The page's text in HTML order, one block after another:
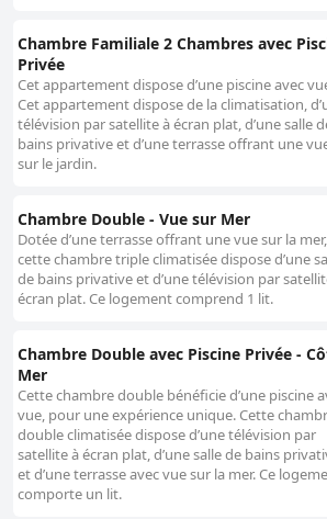
Chambre Familiale 2 Chambres avec
Privée
Cet appartement dispose d’une piscine avec
Cet appartement dispose de la climatisation,
télévision par satellite à écran plat, d’une salle
bains privative et d’une terrasse offrant une
sur le jardin.
Chambre Double - Vue sur Mer
Dotée d’une terrasse offrant une vue sur la mer,
cette chambre triple climatisée dispose d’une
de bains privative et d’une télévision par
écran plat. Ce logement comprend 1 lit.
Chambre Double avec Piscine Privée -
Mer
Cette chambre double bénéficie d’une piscine
vue, pour une expérience unique. Cette
double climatisée dispose d’une télévision par
satellite à écran plat, d’une salle de bains
et d’une terrasse avec vue sur la mer. Ce
comporte un lit.